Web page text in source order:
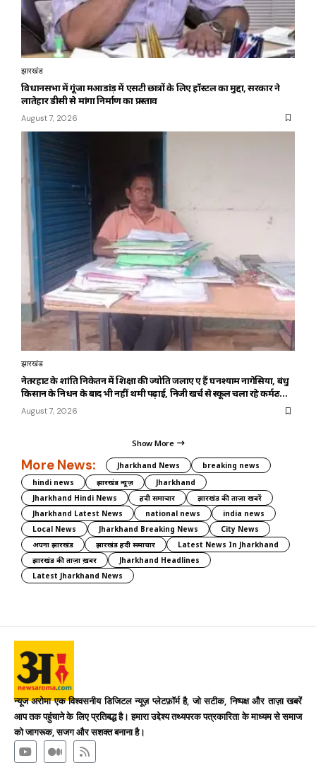
झारखंड
विधानसभा में गूंजा महुआडांड़ में एसटी छात्रों के लिए हॉस्टल का मुद्दा, सरकार ने
लातेहार डीसी से मांगा निर्माण का प्रस्ताव
August 7, 2026
झारखंड
नेतरहाट के शांति निकेतन में शिक्षा की ज्योति जलाए हुए हैं घनश्याम नागेसिया, बंधु
किसान के निधन के बाद भी नहीं थमी पढ़ाई, निजी खर्च से स्कूल चला रहे कर्मठ
शिक्षक
August 7, 2026
Show More
More News: Jharkhand News
breaking news
hindi news
झारखंड न्यूज़
Jharkhand
Jharkhand Hindi News
हिंदी समाचार
झारखंड की ताज़ा खबरें
Jharkhand Latest News
national news
india news
Local News
Jharkhand Breaking News
City News
अपना झारखंड
झारखंड हिंदी समाचार
Latest News In Jharkhand
झारखंड की ताज़ा ख़बर
Jharkhand Headlines
Latest Jharkhand News
न्यूज अरोमा एक विश्वसनीय डिजिटल न्यूज़ प्लेटफ़ॉर्म है, जो सटीक, निष्पक्ष और ताज़ा खबरें
आप तक पहुंचाने के लिए प्रतिबद्ध है। हमारा उद्देश्य तथ्यपरक पत्रकारिता के माध्यम से समाज
को जागरूक, सजग और सशक्त बनाना है।